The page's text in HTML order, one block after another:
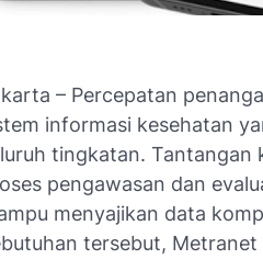
– Percepatan
informasi kesehatan
tingkatan. Tantangan
pengawasan dan
menyajikan data
tersebut,